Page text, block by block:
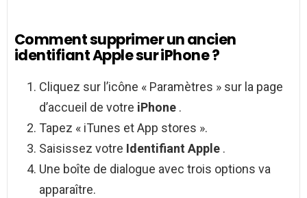
Comment supprimer un ancien
identifiant Apple sur iPhone ?
Cliquez sur l’icône « Paramètres » sur la page
d’accueil de votre iPhone .
Tapez « iTunes et App stores ».
Saisissez votre Identifiant Apple .
Une boîte de dialogue avec trois options va
apparaître.